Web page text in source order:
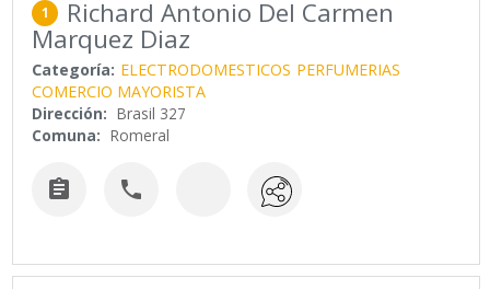
1 Richard Antonio Del Carmen
Marquez Diaz
Categoría: ELECTRODOMESTICOS PERFUMERIAS
COMERCIO MAYORISTA
Dirección: Brasil 327
Comuna: Romeral
 